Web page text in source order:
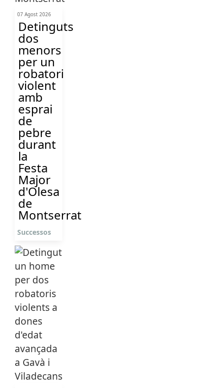
07 Agost 2026
Detinguts
dos
menors
per un
robatori
violent
amb
esprai
de
pebre
durant
la
Festa
Major
d'Olesa
de
Montserrat
Successos